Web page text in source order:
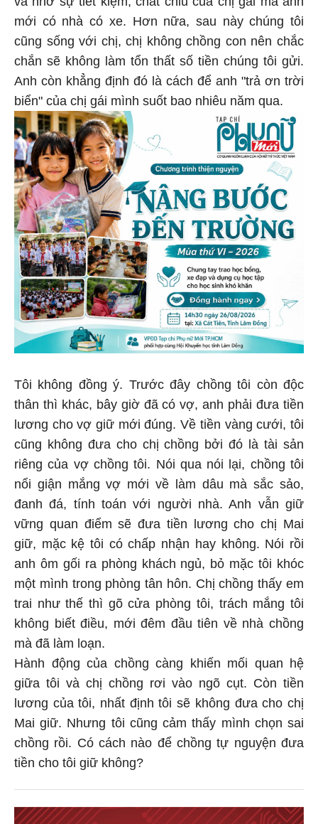
mới có nhà có xe. Hơn nữa, sau này chúng tôi
cũng sống với chị, chị không chồng con nên chắc
chắn sẽ không làm tổn thất số tiền chúng tôi gửi.
Anh còn khẳng định đó là cách để anh "trả ơn trời
biển" của chị gái mình suốt bao nhiêu năm qua.
Tôi không đồng ý. Trước đây chồng tôi còn độc
thân thì khác, bây giờ đã có vợ, anh phải đưa tiền
lương cho vợ giữ mới đúng. Về tiền vàng cưới, tôi
cũng không đưa cho chị chồng bởi đó là tài sản
riêng của vợ chồng tôi. Nói qua nói lại, chồng tôi
nổi giận mắng vợ mới về làm dâu mà sắc sảo,
đanh đá, tính toán với người nhà. Anh vẫn giữ
vững quan điểm sẽ đưa tiền lương cho chị Mai
giữ, mặc kệ tôi có chấp nhận hay không. Nói rồi
anh ôm gối ra phòng khách ngủ, bỏ mặc tôi khóc
một mình trong phòng tân hôn. Chị chồng thấy em
trai như thế thì gõ cửa phòng tôi, trách mắng tôi
không biết điều, mới đêm đầu tiên về nhà chồng
mà đã làm loạn.
Hành động của chồng càng khiến mối quan hệ
giữa tôi và chị chồng rơi vào ngõ cụt. Còn tiền
lương của tôi, nhất định tôi sẽ không đưa cho chị
Mai giữ. Nhưng tôi cũng cảm thấy mình chọn sai
chồng rồi. Có cách nào để chồng tự nguyện đưa
tiền cho tôi giữ không?